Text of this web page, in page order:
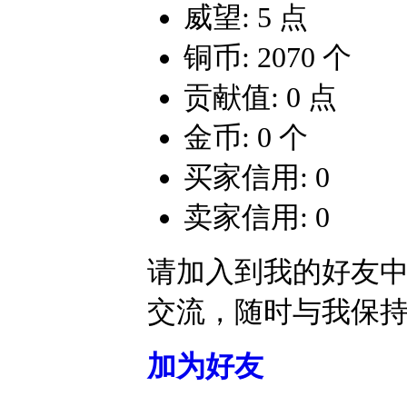
威望: 5 点
铜币: 2070 个
贡献值: 0 点
金币: 0 个
买家信用: 0
卖家信用: 0
请加入到我的好友
交流，随时与我保
加为好友